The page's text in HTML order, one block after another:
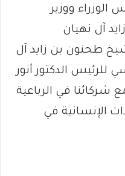
الوزراء ووزير
آل نهيان
طحنون بن زايد آل
للرئيس الدكتور أنور
في الرباعية
الإنسانية في